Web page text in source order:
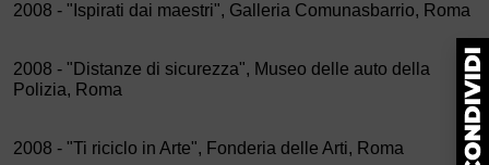
2008 - "Ispirati dai maestri", Galleria Comunasbarrio, Roma
2008 - "Distanze di sicurezza", Museo delle auto della
Polizia, Roma
2008 - "Ti riciclo in Arte", Fonderia delle Arti, Roma